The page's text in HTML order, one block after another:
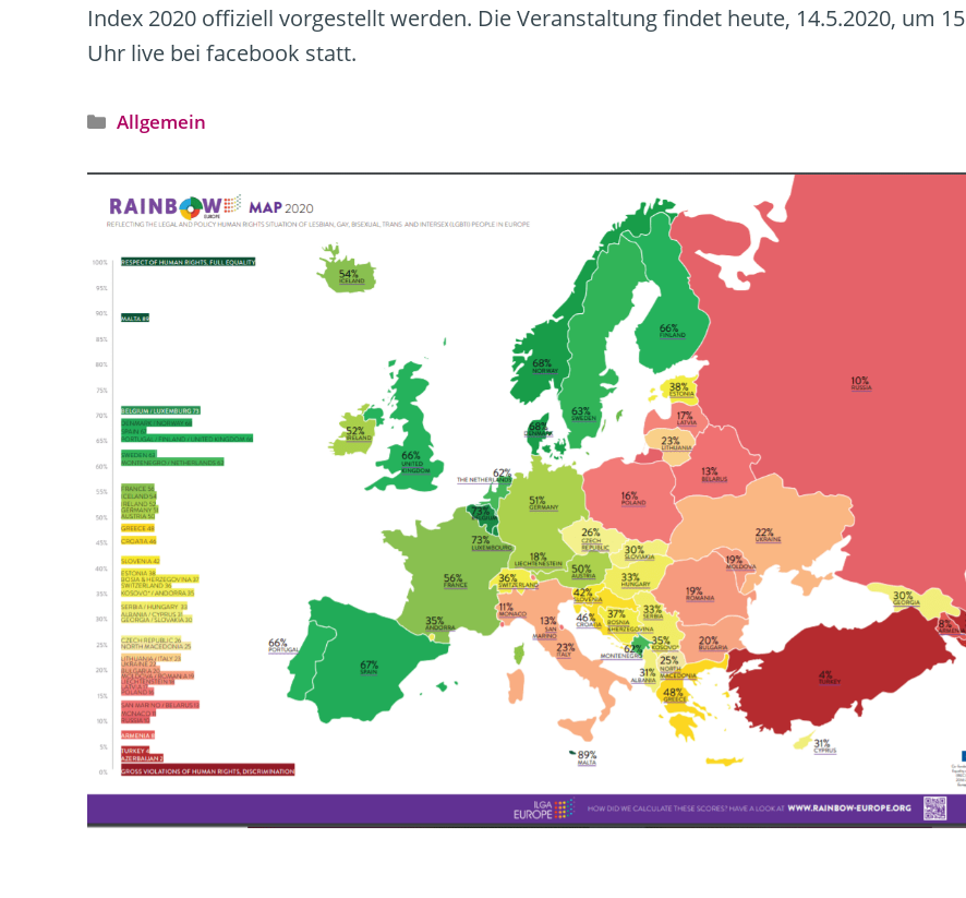
Index 2020 offiziell vorgestellt werden. Die Veranstaltung findet heute, 14.5.2020, um 15
Uhr live bei facebook statt.
Kategorien
Allgemein